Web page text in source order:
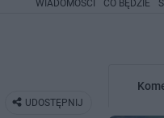
WIADOMOŚCI CO BĘDZIE
UDOSTĘPNIJ